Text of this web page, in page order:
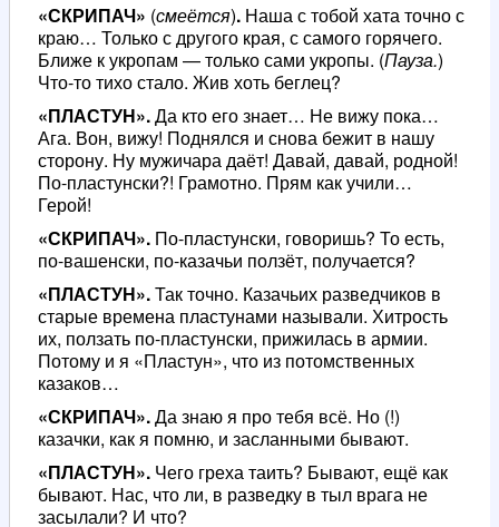
«СКРИПАЧ» (смеётся). Наша с тобой хата точно с
краю… Только с другого края, с самого горячего.
Ближе к укропам — только сами укропы. (Пауза.)
Что-то тихо стало. Жив хоть беглец?
«ПЛАСТУН».Да кто его знает… Не вижу пока…
Ага. Вон, вижу! Поднялся и снова бежит в нашу
сторону. Ну мужичара даёт! Давай, давай, родной!
По-пластунски?! Грамотно. Прям как учили…
Герой!
«СКРИПАЧ». По-пластунски, говоришь? То есть,
по-вашенски, по-казачьи ползёт, получается?
«ПЛАСТУН».Так точно. Казачьих разведчиков в
старые времена пластунами называли. Хитрость
их, ползать по-пластунски, прижилась в армии.
Потому и я «Пластун», что из потомственных
казаков…
«СКРИПАЧ».Да знаю я про тебя всё. Но (!)
казачки, как я помню, и засланными бывают.
«ПЛАСТУН». Чего греха таить? Бывают, ещё как
бывают. Нас, что ли, в разведку в тыл врага не
засылали? И что?